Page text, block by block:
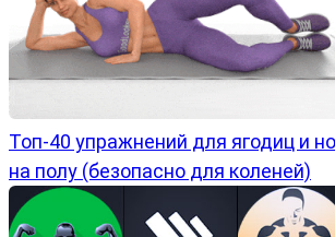
Топ-40 упражнений для ягодиц и
на полу (безопасно для коленей)